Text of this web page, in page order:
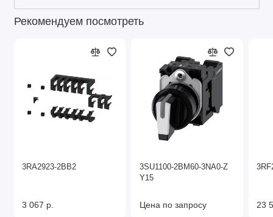
Рекомендуем посмотреть
3RA2923-2BB2
3 067 р.
3SU1100-2BM60-3NA0-Z
Y15
Цена по запросу 23